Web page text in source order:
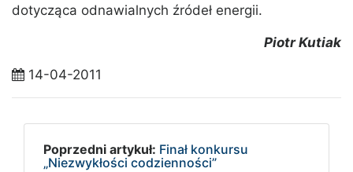
dotycząca odnawialnych źródeł energii.
Piotr Kutiak
14-04-2011
Poprzedni artykuł: Finał konkursu
„Niezwykłości codzienności”